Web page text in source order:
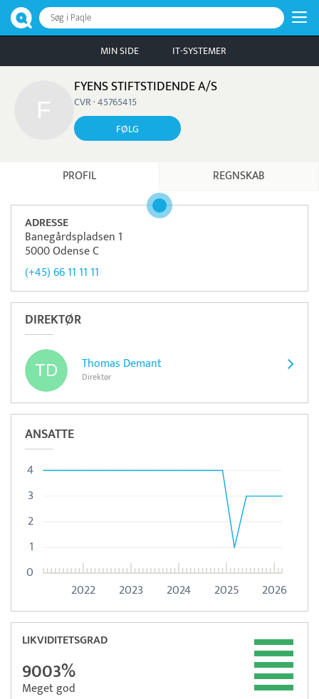
Søg i Paqle
MIN SIDE IT-SYSTEMER
FYENS STIFTSTIDENDE A/S
CVR · 45765415
FØLG
PROFIL REGNSKAB
ADRESSE
Banegårdspladsen 1
5000 Odense C
(+45) 66 11 11 11
DIREKTØR
Thomas Demant
Direktør
ANSATTE
2022 2023 2024 2025 2026
0
1
2
3
4
LIKVIDITETSGRAD
9003%
Meget god